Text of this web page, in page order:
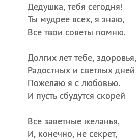
Дедушка, тебя сегодня!
Ты мудрее всех, я знаю,
Все твои советы помню.
Долгих лет тебе, здоровья,
Радостных и светлых дней
Пожелаю я с любовью.
И пусть сбудутся скорей
Все заветные желанья,
И, конечно, не секрет,